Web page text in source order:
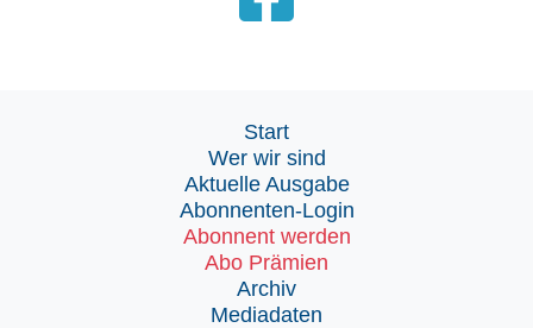
Start
Wer wir sind
Aktuelle Ausgabe
Abonnenten-Login
Abonnent werden
Abo Prämien
Archiv
Mediadaten